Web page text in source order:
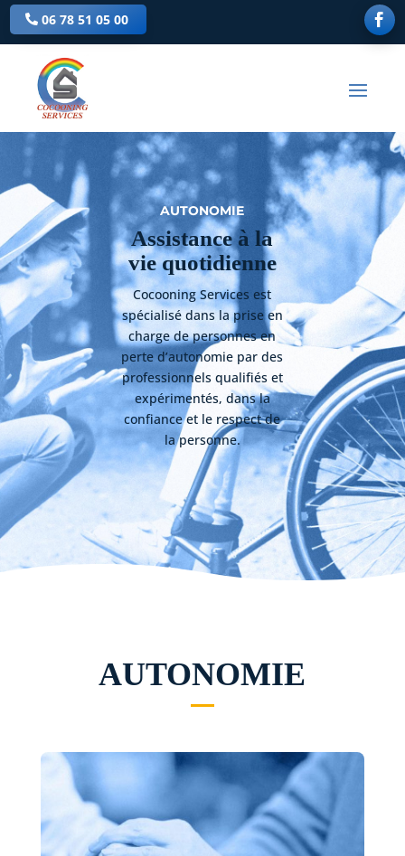
06 78 51 05 00
AUTONOMIE
Assistance à la
vie quotidienne
Cocooning Services est
spécialisé dans la prise en
charge de personnes en
perte d’autonomie par des
professionnels qualifiés et
expérimentés, dans la
confiance et le respect de
la personne.
AUTONOMIE